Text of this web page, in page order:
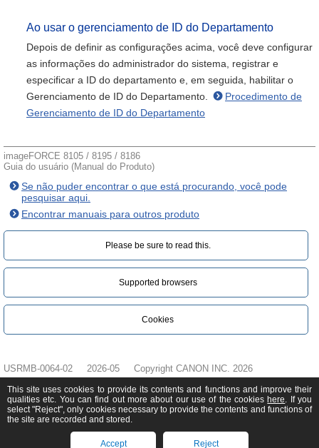
Ao usar o gerenciamento de ID do Departamento
Depois de definir as configurações acima, você deve configurar
as informações do administrador do sistema, registrar e
especificar a ID do departamento e, em seguida, habilitar o
Gerenciamento de ID do Departamento.
Procedimento de
Gerenciamento de ID do Departamento
imageFORCE 8105 / 8195 / 8186
Guia do usuário (Manual do Produto)
Se não puder encontrar o que está procurando, você pode
pesquisar aqui.
Encontrar manuais para outros produto
Please be sure to read this.‎
Supported browsers
Cookies
USRMB-0064-02 2026-05 Copyright CANON INC. 2026
This site uses cookies to provide its contents and functions and improve their
qualities etc. You can find out more about our use of the cookies here. If you
select "Reject", only cookies necessary to provide the contents and functions of
the site are recorded and stored.
Accept Reject